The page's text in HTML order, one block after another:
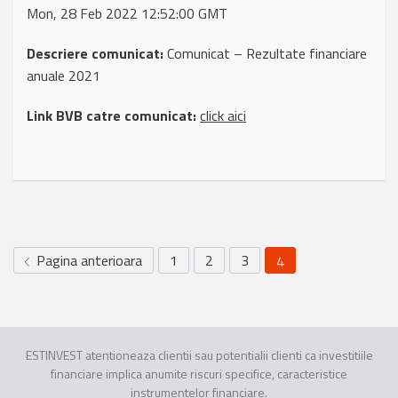
Mon, 28 Feb 2022 12:52:00 GMT
Descriere comunicat:Comunicat – Rezultate financiare
anuale 2021
Link BVB catre comunicat:click aici
Pagina anterioara 1 2 3 4
ESTINVEST atentioneaza clientii sau potentialii clienti ca investitiile
financiare implica anumite riscuri specifice, caracteristice
instrumentelor financiare.